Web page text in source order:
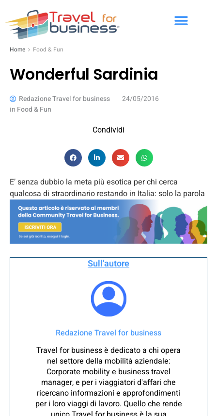
Home Food & Fun
Wonderful Sardinia
Redazione Travel for business
24/05/2016
in Food & Fun
Condividi
E’ senza dubbio la meta più esotica per chi cerca
qualcosa di straordinario restando in Italia: solo la parola
Sull'autore
Redazione Travel for business
Travel for business è dedicato a chi opera
nel settore della mobilità aziendale:
Corporate mobility e business travel
manager, e per i viaggiatori d'affari che
ricercano informazioni e approfondimenti
per i loro viaggi di lavoro. Quello che rende